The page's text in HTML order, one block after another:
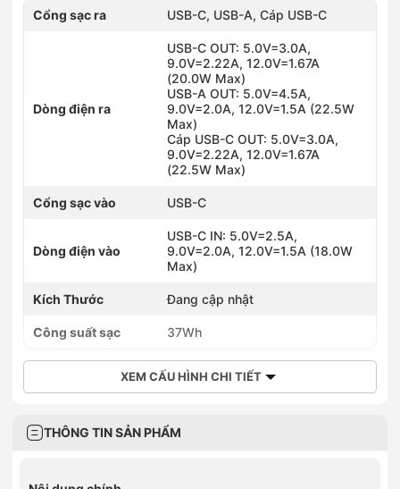
Cổng sạc ra USB-C, USB-A, Cáp USB-C
Dòng điện ra
USB-C OUT: 5.0V=3.0A,
9.0V=2.22A, 12.0V=1.67A
(20.0W Max)
USB-A OUT: 5.0V=4.5A,
9.0V=2.0A, 12.0V=1.5A (22.5W
Max)
Cáp USB-C OUT: 5.0V=3.0A,
9.0V=2.22A, 12.0V=1.67A
(22.5W Max)
Cổng sạc vào USB-C
Dòng điện vào
USB-C IN: 5.0V=2.5A,
9.0V=2.0A, 12.0V=1.5A (18.0W
Max)
Kích Thước Đang cập nhật
Công suất sạc 37Wh
XEM CẤU HÌNH CHI TIẾT
THÔNG TIN SẢN PHẨM